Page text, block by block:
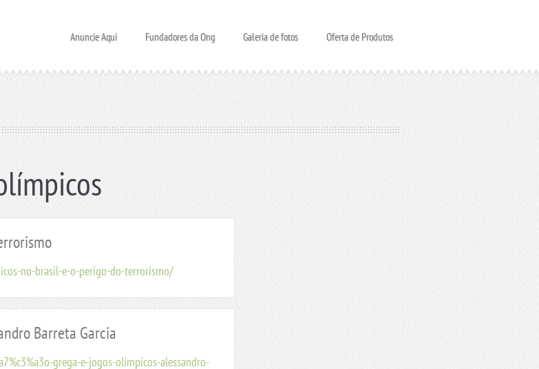
Anuncie Aqui Fundadores da Ong Galeria de fotos Oferta de Produtos
no-brasil-e-o-perigo-do-terrorismo/
Barreta Garcia
grega-e-jogos-olimpicos-alessandro-